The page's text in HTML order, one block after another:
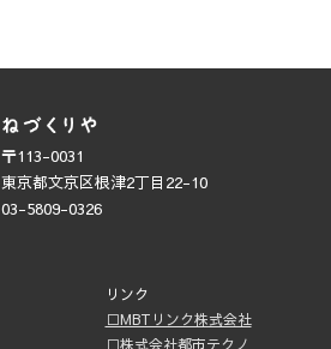
〒113-0031
東京都文京区根津2丁目22-10
03-5809-0326
リンク
□MBTリンク株式会社
□株式会社都市テクノ